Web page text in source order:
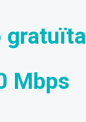
gratuïta
Mbps